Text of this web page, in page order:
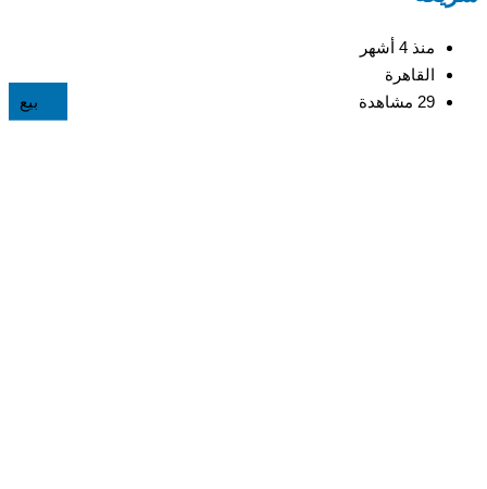
بيع
منذ 4 أشهر
القاهرة
29 مشاهدة